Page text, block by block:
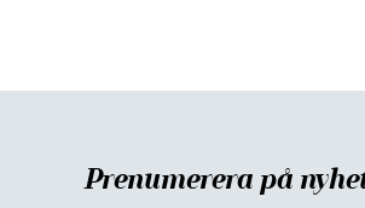
Prenumerera på